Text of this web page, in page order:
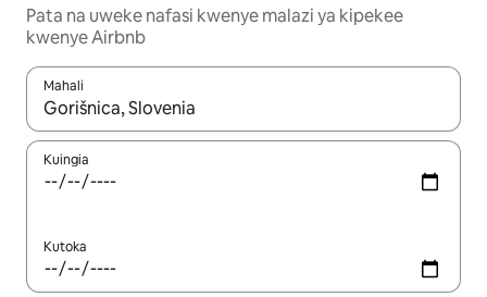
Pata na uweke nafasi kwenye malazi ya kipekee
kwenye Airbnb
Mahali
Wakati matokeo yanapatikana, vinjari kwa kutumia vitufe vya
Kuingia
Kutoka